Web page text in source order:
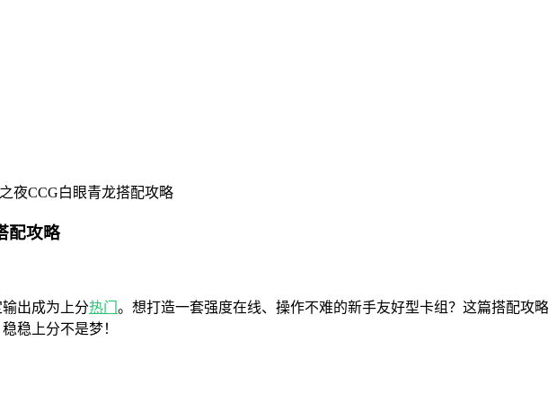
夜CCG白眼青龙搭配攻略
配攻略
出成为上分热门 。想打造一套强度在线、操作不难的新手友好型卡组？这篇搭配攻
稳上分不是梦！